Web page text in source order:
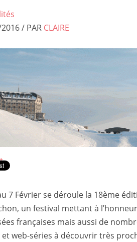
/ PAR CLAIRE
7 Février se déroule la 18ème
un festival mettant à
françaises mais aussi de
et web-séries à découvrir très